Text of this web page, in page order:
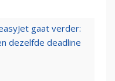
gaat verder:
dezelfde deadline